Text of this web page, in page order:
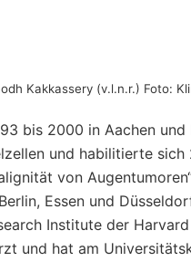
Kakkassery (v.l.n.r.) Foto:
bis 2000 in Aachen
und habilitierte sich
von
Essen und
Institute der
und hat am